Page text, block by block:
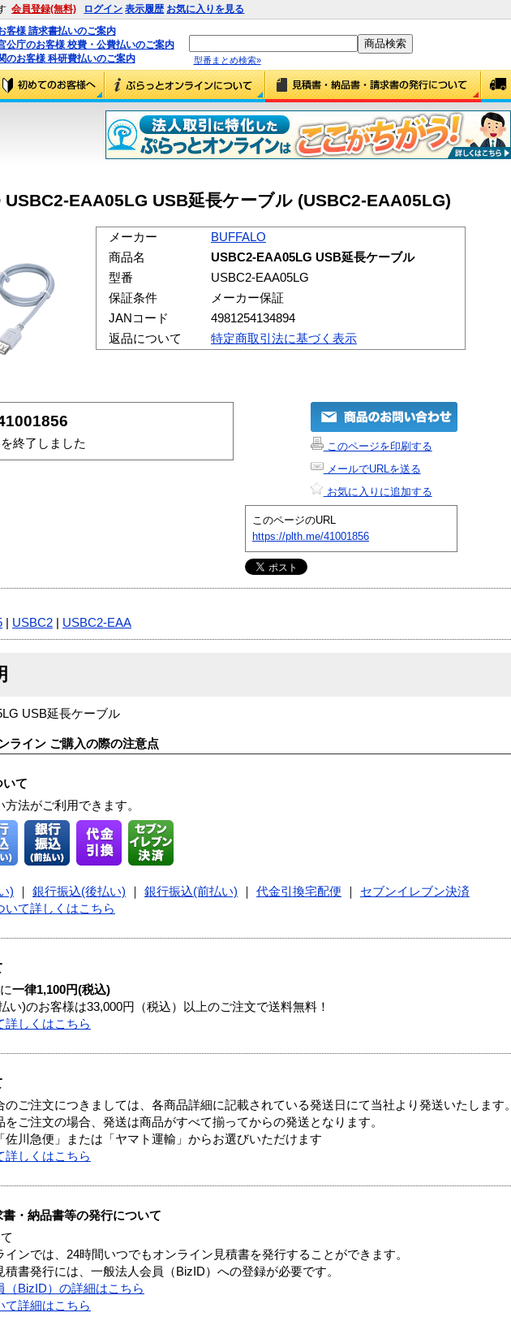
会員登録(無料) ログイン 表示履歴 お気に入りを見る
客様 請求書払いのご案内
公庁のお客様 校費・公費払いのご案内
のお客様 科研費払いのご案内
型番まとめ検索»
USBC2-EAA05LG USB延長ケーブル (USBC2-EAA05LG)
メーカー
BUFFALO
商品名
USBC2-EAA05LG USB延長ケーブル
型番
USBC2-EAA05LG
保証条件
メーカー保証
JANコード
4981254134894
返品について
特定商取引法に基づく表示
終了しました
このページを印刷する
メールでURLを送る
お気に入りに追加する
このページのURL
https://plth.me/41001856
USBC2 USBC2-EAA
USB延長ケーブル
ライン ご購入の際の注意点
いて
法がご利用できます。
) 銀行振込(後払い) 銀行振込(前払い) 代金引換宅配便
セブンイレブン決済
いて詳しくはこちら
一律1,100円(税込)
い)のお客様は33,000円（税込）以上のご注文で送料無料！
詳しくはこちら
のご注文につきましては、各商品詳細に記載されている発送日にて当社より発送いたします。
をご注文の場合、発送は商品がすべて揃ってからの発送となります。
川急便」または「ヤマト運輸」からお選びいただけます
詳しくはこちら
書・納品書等の発行について
インでは、24時間いつでもオンライン見積書を発行することができます。
書発行には、一般法人会員（BizID）への登録が必要です。
（BizID）の詳細はこちら
て詳細はこちら